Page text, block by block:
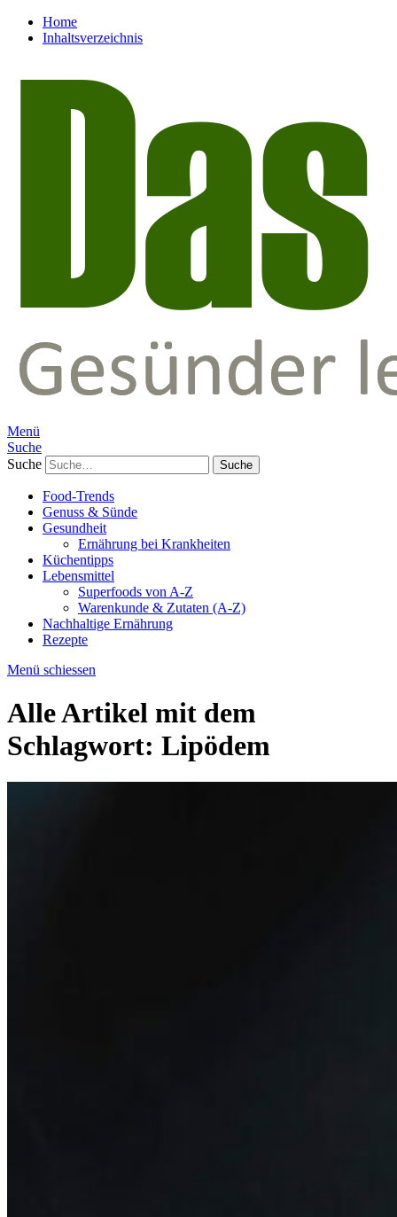
Home
Inhaltsverzeichnis
Menü
Suche
Suche
Food-Trends
Genuss & Sünde
Gesundheit
Ernährung bei Krankheiten
Küchentipps
Lebensmittel
Superfoods von A-Z
Warenkunde & Zutaten (A-Z)
Nachhaltige Ernährung
Rezepte
Menü schiessen
Alle Artikel mit dem
Schlagwort: Lipödem